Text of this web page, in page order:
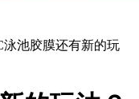
泳池胶膜还有新的玩